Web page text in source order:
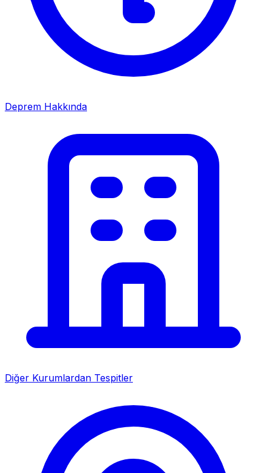
Deprem Hakkında
Diğer Kurumlardan Tespitler